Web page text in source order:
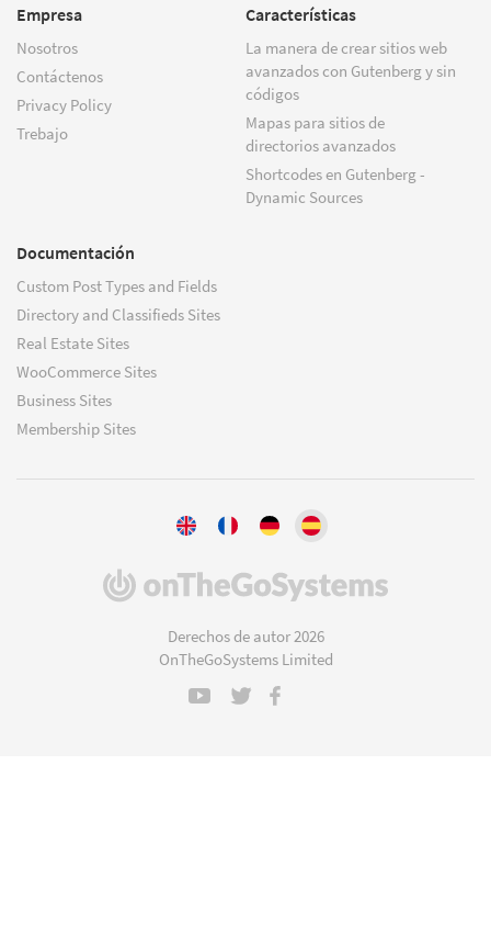
Empresa
Nosotros
Contáctenos
Privacy Policy
Trebajo
Características
La manera de crear sitios web
avanzados con Gutenberg y sin
códigos
Mapas para sitios de
directorios avanzados
Shortcodes en Gutenberg -
Dynamic Sources
Documentación
Custom Post Types and Fields
Directory and Classifieds Sites
Real Estate Sites
WooCommerce Sites
Business Sites
Membership Sites
(se
Derechos de autor 2026
OnTheGoSystems Limited